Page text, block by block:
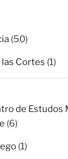
(50)
Cortes (1)
de Estudos
(6)
(1)